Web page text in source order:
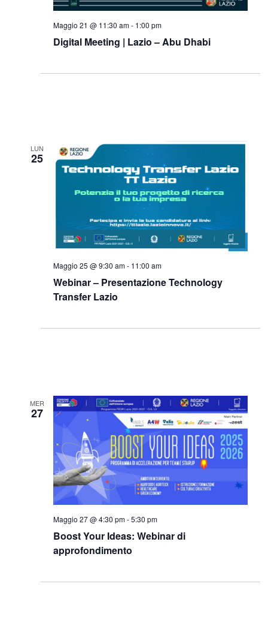
Digital Meeting | Lazio – Abu Dhabi
Maggio 21 @ 11:30 am- 1:00 pm
LUN
25
Webinar – Presentazione Technology
Transfer Lazio
Maggio 25 @ 9:30 am- 11:00 am
MER
27
Boost Your Ideas: Webinar di
approfondimento
Maggio 27 @ 4:30 pm-5:30 pm